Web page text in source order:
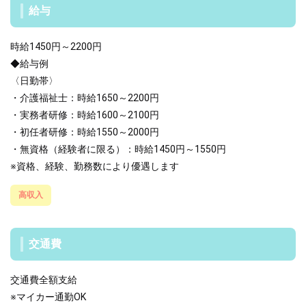
給与
時給1450円～2200円
◆給与例
〈日勤帯〉
・介護福祉士：時給1650～2200円
・実務者研修：時給1600～2100円
・初任者研修：時給1550～2000円
・無資格（経験者に限る）：時給1450円～1550円
※資格、経験、勤務数により優遇します
高収入
交通費
交通費全額支給
※マイカー通勤OK